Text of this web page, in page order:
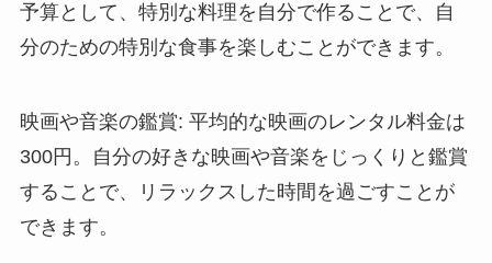
予算として、特別な料理を自分で作ることで、自
分のための特別な食事を楽しむことができます。
映画や音楽の鑑賞: 平均的な映画のレンタル料金は
300円。自分の好きな映画や音楽をじっくりと鑑賞
することで、リラックスした時間を過ごすことが
できます。